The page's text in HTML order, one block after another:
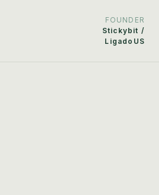
FOUNDER
Stickybit /
LigadoUS